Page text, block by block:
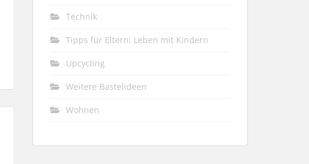
Technik
Tipps für Eltern: Leben mit Kindern
Upcycling
Weitere Bastelideen
Wohnen